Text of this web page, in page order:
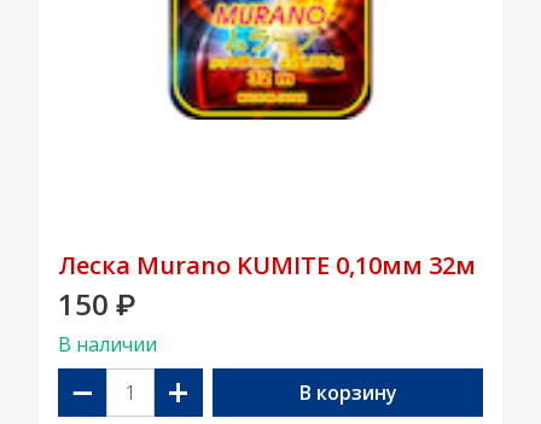
Леска Murano KUMITE 0,10мм 32м
150 ₽
В наличии
− + В корзину